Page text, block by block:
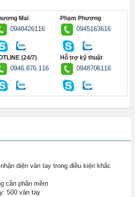
Mai
0948426116
Phạm Phương
0945163616
(24/7)
0946.876.116
Hỗ trợ kỹ thuật
0948706116
diện vân tay trong điều kiện khắc
cần phần mềm
500 vân tay